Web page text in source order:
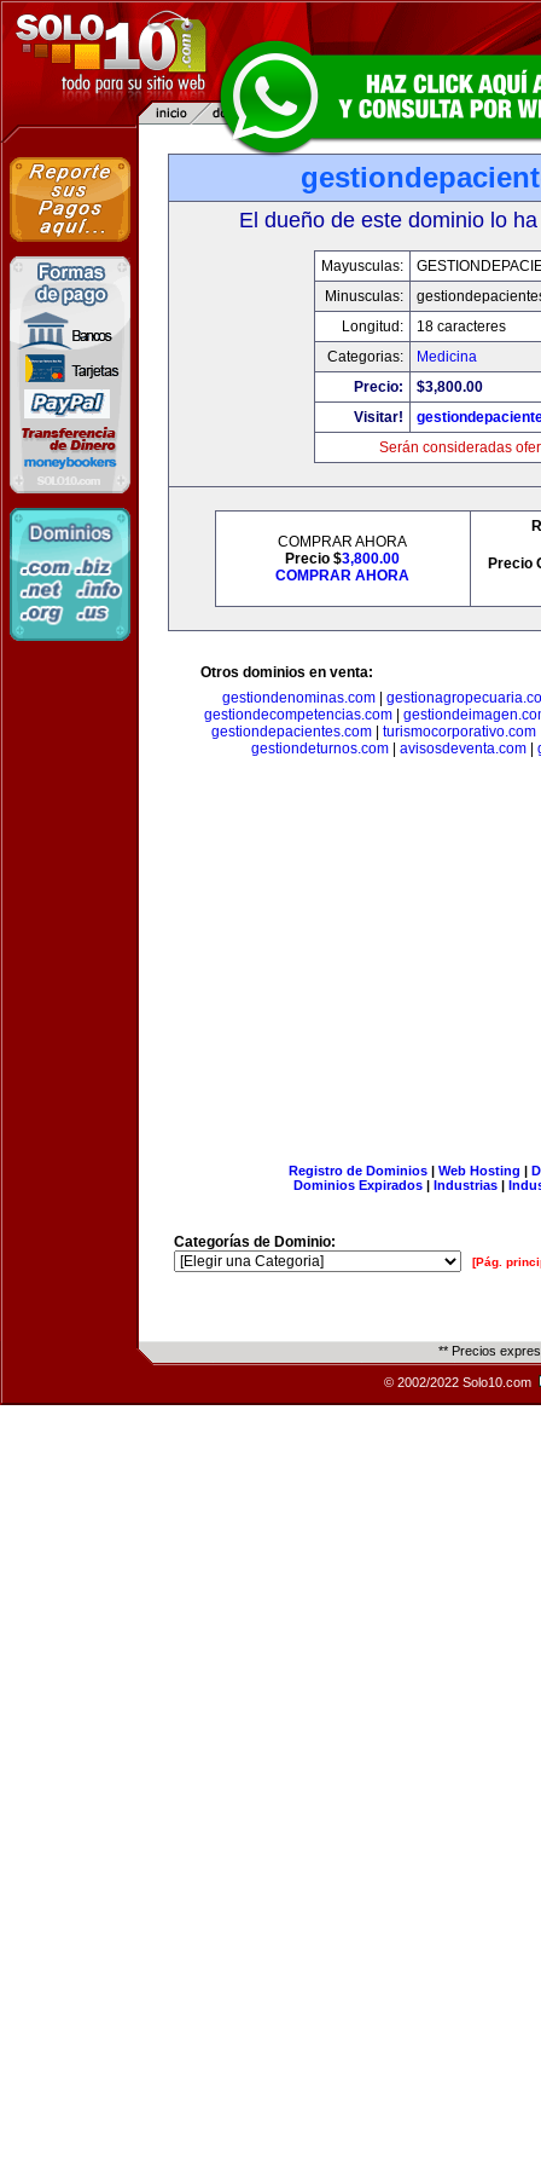
El dueño de este dominio lo
Mayusculas:
Minusculas:
Longitud:
18 caracteres
Categorias:
Medicina
Precio:
$3,800.00
Visitar!
Serán consideradas
COMPRAR AHORA
Precio $3,800.00
COMPRAR AHORA
Precio
Otros dominios en venta:
gestiondenominas.com|
gestiondecompetencias.com|
gestiondepacientes.com| turismocorporativo.com
gestiondeturnos.com| avisosdeventa.com|
Registro de Dominios| Web Hosting |
Dominios Expirados | Industrias |
Categorías de Dominio:
[Pág.
** Precios
© 2002/2022 Solo10.com